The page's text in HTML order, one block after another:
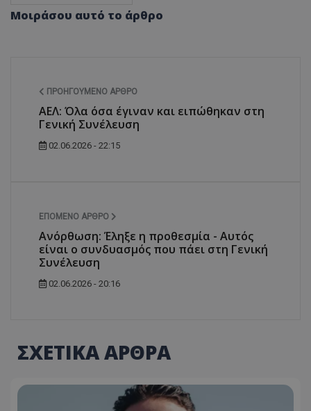
Μοιράσου αυτό το άρθρο
ΠΡΟΗΓΟΎΜΕΝΟ ΆΡΘΡΟ
ΑΕΛ: Όλα όσα έγιναν και ειπώθηκαν στη
Γενική Συνέλευση
02.06.2026 - 22:15
ΕΠΌΜΕΝΟ ΆΡΘΡΟ
Ανόρθωση: Έληξε η προθεσμία - Αυτός
είναι ο συνδυασμός που πάει στη Γενική
Συνέλευση
02.06.2026 - 20:16
ΣΧΕΤΙΚΑ ΑΡΘΡΑ